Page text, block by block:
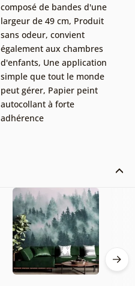
composé de bandes d'une
largeur de 49 cm, Produit
sans odeur, convient
également aux chambres
d'enfants, Une application
simple que tout le monde
peut gérer, Papier peint
autocollant à forte
adhérence